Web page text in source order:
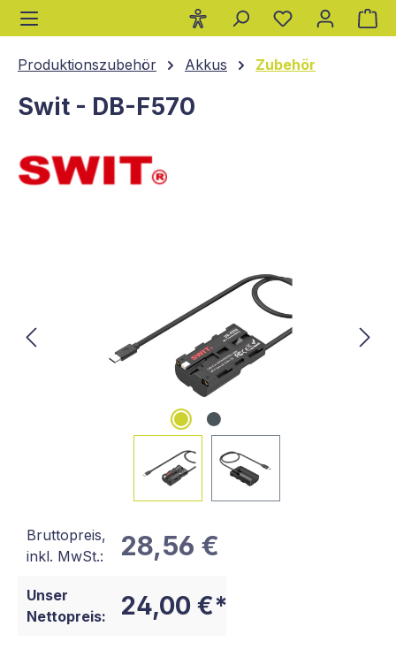
springen
Produktionszubehör Akkus Zubehör
Swit - DB-F570
Bruttopreis,
inkl. MwSt.:
28,56 €
Unser
Nettopreis:
24,00 €*